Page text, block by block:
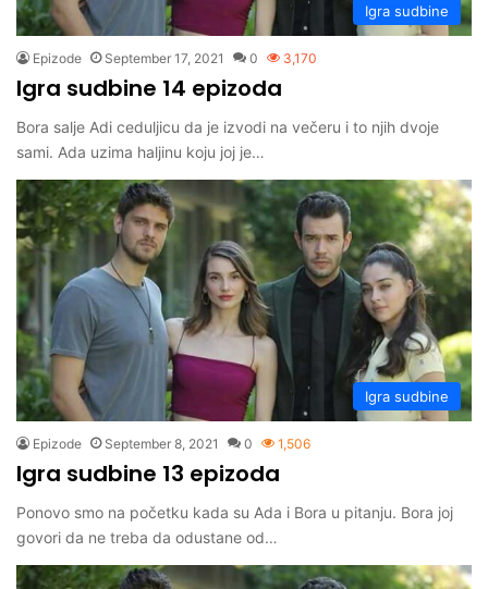
Igra sudbine
Epizode September 17, 2021 0 3,170
Igra sudbine 14 epizoda
Bora salje Adi ceduljicu da je izvodi na večeru i to njih dvoje
sami. Ada uzima haljinu koju joj je…
Igra sudbine
Epizode September 8, 2021 0 1,506
Igra sudbine 13 epizoda
Ponovo smo na početku kada su Ada i Bora u pitanju. Bora joj
govori da ne treba da odustane od…